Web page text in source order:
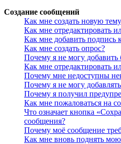
Создание сообщений
Как мне создать новую
Как мне отредактировать
Как мне добавить подпись
Как мне создать опрос?
Почему я не могу добавить
Как мне отредактировать
Почему мне недоступны
Почему я не могу
Почему я получил
Как мне пожаловаться на
Что означает кнопка
сообщения?
Почему моё сообщение
Как мне вновь поднять